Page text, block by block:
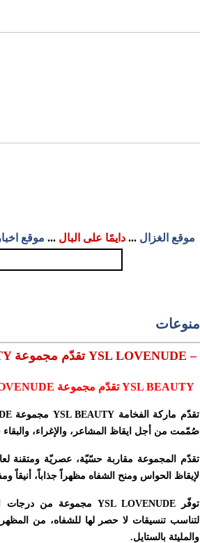
موقع الغزال ... دايمًا على البال ... موقع
منوعات
YSL BEAUTY تقدّم مجموعة YSL LOVENUDE –
YSL BEAUTYتقدّم مجموعة
تقدّم ماركة الفخامة YSL BEAUTY مجموعة
صُمّمت من أجل ايقاظ المشاعر، والإغراء، والبقاء
تقدّم المجموعة مقاربة حسّيّة، عصريّة ومتقنة
لإيقاظ الحواس ومنح الشفاه مظهراً جذاباً، أنيقاً
توفّرYSL LOVENUDE مجموعة من درجات
لتناسب تنسيقات لا حصر لها للشفاه، من المظهر
والمليئة بالستايل.